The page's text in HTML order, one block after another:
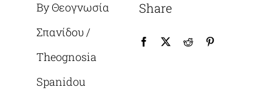
By Θεογνωσία
Σπανίδου /
Theognosia
Spanidou
Share